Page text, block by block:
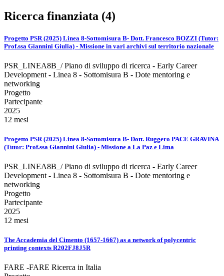
Ricerca finanziata (4)
Progetto PSR (2025) Linea 8-Sottomisura B- Dott. Francesco BOZZI (Tutor:
Prof.ssa Giannini Giulia) - Missione in vari archivi sul territorio nazionale
PSR_LINEA8B_/ Piano di sviluppo di ricerca - Early Career
Development - Linea 8 - Sottomisura B - Dote mentoring e
networking
Progetto
Partecipante
2025
12 mesi
Progetto PSR (2025) Linea 8-Sottomisura B- Dott. Ruggero PACE GRAVINA
(Tutor: Prof.ssa Giannini Giulia) - Missione a La Paz e Lima
PSR_LINEA8B_/ Piano di sviluppo di ricerca - Early Career
Development - Linea 8 - Sottomisura B - Dote mentoring e
networking
Progetto
Partecipante
2025
12 mesi
The Accademia del Cimento (1657-1667) as a network of polycentric
printing contexts R202FJ8J5R
FARE -FARE Ricerca in Italia